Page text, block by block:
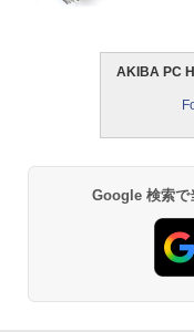
AKIBA PC
Google 検索で